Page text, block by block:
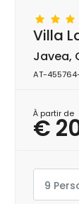
Villa
Javea,
AT-
À partir de
€
9